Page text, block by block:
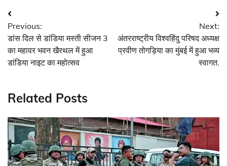
Post
navigation
Previous:
डांस दिल से डांडिया मस्ती सीजन 3
का महावर भवन खैरथल में हुआ
डांडिया नाइट का महोत्सव
Next:
अंतरराष्ट्रीय विश्वहिंदु परिषद अध्यक्ष
प्रवीण तोगड़िया का मुंबई में हुआ भव्य
स्वागत.
Related Posts